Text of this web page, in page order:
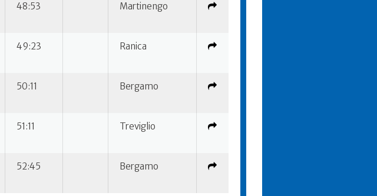
48:53 Martinengo
49:23 Ranica
50:11 Bergamo
51:11 Treviglio
52:45 Bergamo